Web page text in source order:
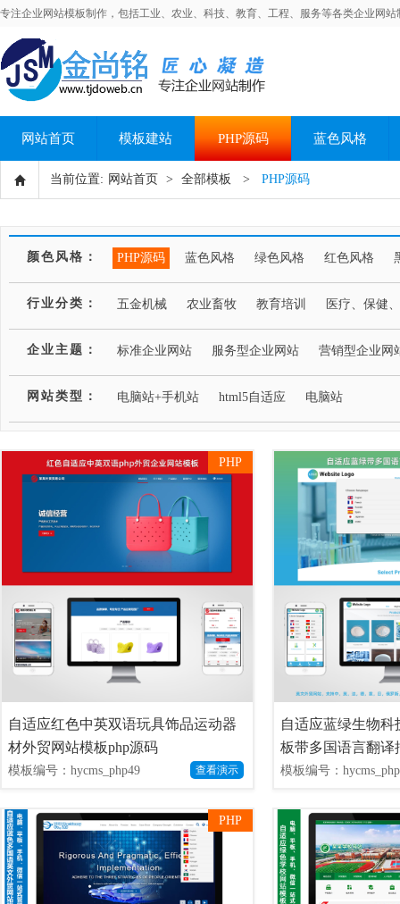
专注企业网站模板制作，包括工业、农业、科技、教育、工程、服务等各类企业网站
网站首页 模板建站 PHP源码 蓝色风格
当前位置: 网站首页 > 全部模板 > PHP源码
颜色风格： PHP源码 蓝色风格 绿色风格 红色风格
行业分类： 五金机械 农业畜牧 教育培训 医疗、保健
企业主题： 标准企业网站 服务型企业网站 营销型企业网
网站类型： 电脑站+手机站 html5自适应 电脑站
PHP
自适应红色中英双语玩具饰品运动器
材外贸网站模板php源码
模板编号：hycms_php49 查看演示
自适应蓝绿生物
板带多国语言翻译
模板编号：
PHP